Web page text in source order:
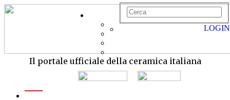
Il portale ufficiale della ceramica italiana
LOGIN